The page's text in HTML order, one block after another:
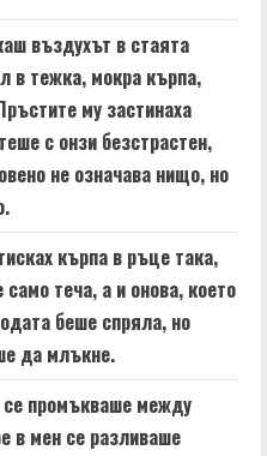
въздухът в стаята
в тежка, мокра кърпа,
му застинаха
с онзи безстрастен,
не означава нищо, но
кърпа в ръце така,
теча, а и онова, което
беше спряла, но
да млъкне.
се промъкваше между
в мен се разливаше